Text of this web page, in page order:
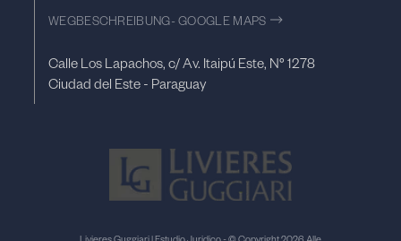
WEGBESCHREIBUNG- GOOGLE MAPS
Calle Los Lapachos, c/ Av. Itaipú Este, N° 1278
Ciudad del Este - Paraguay